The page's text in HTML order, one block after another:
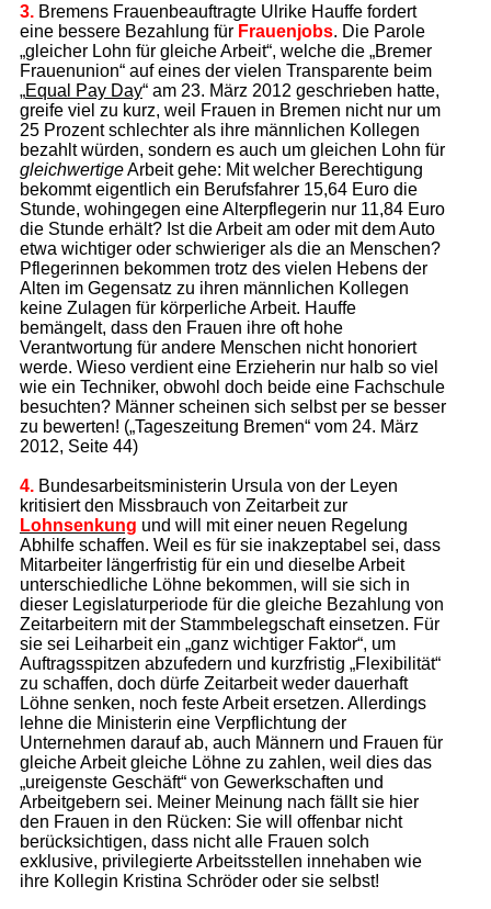
3.Bremens Frauenbeauftragte Ulrike Hauffe fordert
eine bessere Bezahlung für Frauenjobs. Die Parole
„gleicher Lohn für gleiche Arbeit“, welche die „Bremer
Frauenunion“ auf eines der vielen Transparente beim
„Equal Pay Day“ am 23. März 2012 geschrieben hatte,
greife viel zu kurz, weil Frauen in Bremen nicht nur um
25 Prozent schlechter als ihre männlichen Kollegen
bezahlt würden, sondern es auch um gleichen Lohn für
gleichwertigeArbeit gehe: Mit welcher Berechtigung
bekommt eigentlich ein Berufsfahrer 15,64 Euro die
Stunde, wohingegen eine Alterpflegerin nur 11,84 Euro
die Stunde erhält? Ist die Arbeit am oder mit dem Auto
etwa wichtiger oder schwieriger als die an Menschen?
Pflegerinnen bekommen trotz des vielen Hebens der
Alten im Gegensatz zu ihren männlichen Kollegen
keine Zulagen für körperliche Arbeit. Hauffe
bemängelt, dass den Frauen ihre oft hohe
Verantwortung für andere Menschen nicht honoriert
werde. Wieso verdient eine Erzieherin nur halb so viel
wie ein Techniker, obwohl doch beide eine Fachschule
besuchten? Männer scheinen sich selbst per se besser
zu bewerten! („Tageszeitung Bremen“ vom 24. März
2012, Seite 44)
4.Bundesarbeitsministerin Ursula von der Leyen
kritisiert den Missbrauch von Zeitarbeit zur
Lohnsenkung und will mit einer neuen Regelung
Abhilfe schaffen. Weil es für sie inakzeptabel sei, dass
Mitarbeiter längerfristig für ein und dieselbe Arbeit
unterschiedliche Löhne bekommen, will sie sich in
dieser Legislaturperiode für die gleiche Bezahlung von
Zeitarbeitern mit der Stammbelegschaft einsetzen. Für
sie sei Leiharbeit ein „ganz wichtiger Faktor“, um
Auftragsspitzen abzufedern und kurzfristig „Flexibilität“
zu schaffen, doch dürfe Zeitarbeit weder dauerhaft
Löhne senken, noch feste Arbeit ersetzen. Allerdings
lehne die Ministerin eine Verpflichtung der
Unternehmen darauf ab, auch Männern und Frauen für
gleiche Arbeit gleiche Löhne zu zahlen, weil dies das
„ureigenste Geschäft“ von Gewerkschaften und
Arbeitgebern sei. Meiner Meinung nach fällt sie hier
den Frauen in den Rücken: Sie will offenbar nicht
berücksichtigen, dass nicht alle Frauen solch
exklusive, privilegierte Arbeitsstellen innehaben wie
ihre Kollegin Kristina Schröder oder sie selbst!